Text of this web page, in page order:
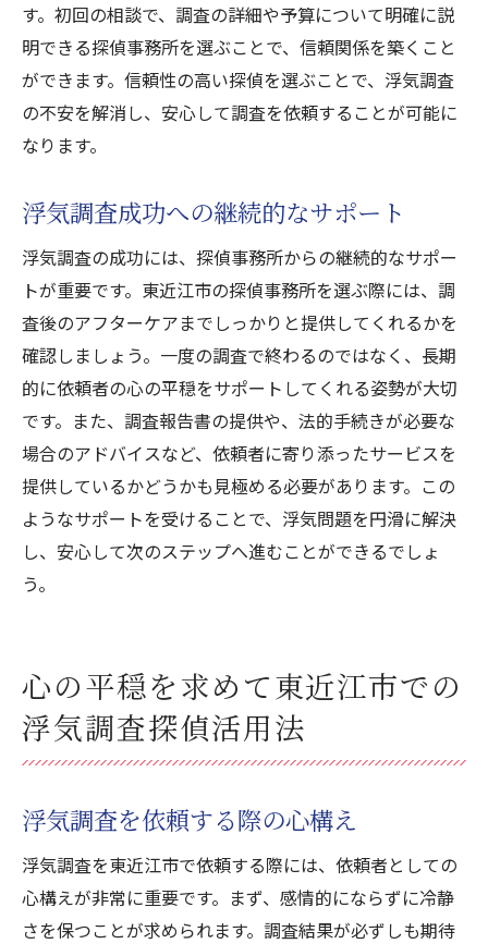
す。初回の相談で、調査の詳細や予算について明確に説
明できる探偵事務所を選ぶことで、信頼関係を築くこと
ができます。信頼性の高い探偵を選ぶことで、浮気調査
の不安を解消し、安心して調査を依頼することが可能に
なります。
浮気調査成功への継続的なサポート
浮気調査の成功には、探偵事務所からの継続的なサポー
トが重要です。東近江市の探偵事務所を選ぶ際には、調
査後のアフターケアまでしっかりと提供してくれるかを
確認しましょう。一度の調査で終わるのではなく、長期
的に依頼者の心の平穏をサポートしてくれる姿勢が大切
です。また、調査報告書の提供や、法的手続きが必要な
場合のアドバイスなど、依頼者に寄り添ったサービスを
提供しているかどうかも見極める必要があります。この
ようなサポートを受けることで、浮気問題を円滑に解決
し、安心して次のステップへ進むことができるでしょ
う。
心の平穏を求めて東近江市での
浮気調査探偵活用法
浮気調査を依頼する際の心構え
浮気調査を東近江市で依頼する際には、依頼者としての
心構えが非常に重要です。まず、感情的にならずに冷静
さを保つことが求められます。調査結果が必ずしも期待